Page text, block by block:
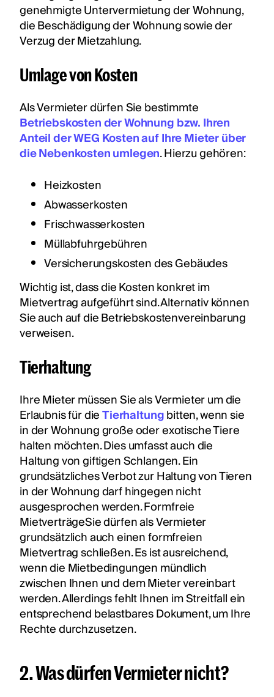
genehmigte Untervermietung der Wohnung,
die Beschädigung der Wohnung sowie der
Verzug der Mietzahlung.
Umlage von Kosten
Als Vermieter dürfen Sie bestimmte
Betriebskosten der Wohnung bzw. Ihren
Anteil der WEG Kosten auf Ihre Mieter über
die Nebenkosten umlegen. Hierzu gehören:
Heizkosten
Abwasserkosten
Frischwasserkosten
Müllabfuhrgebühren
Versicherungskosten des Gebäudes
Wichtig ist, dass die Kosten konkret im
Mietvertrag aufgeführt sind. Alternativ können
Sie auch auf die Betriebskostenvereinbarung
verweisen.
Tierhaltung
Ihre Mieter müssen Sie als Vermieter um die
Erlaubnis für dieTierhaltungbitten, wenn sie
in der Wohnung große oder exotische Tiere
halten möchten. Dies umfasst auch die
Haltung von giftigen Schlangen. Ein
grundsätzliches Verbot zur Haltung von Tieren
in der Wohnung darf hingegen nicht
ausgesprochen werden. Formfreie
MietverträgeSie dürfen als Vermieter
grundsätzlich auch einen formfreien
Mietvertrag schließen. Es ist ausreichend,
wenn die Mietbedingungen mündlich
zwischen Ihnen und dem Mieter vereinbart
werden. Allerdings fehlt Ihnen im Streitfall ein
entsprechend belastbares Dokument, um Ihre
Rechte durchzusetzen.
2. Was dürfen Vermieter nicht?